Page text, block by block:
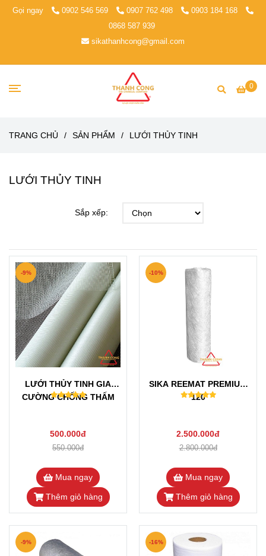
Gọi ngay 0902 546 569 0907 762 498
0903 184 168
0868 587 939
sikathanhcong@gmail.com
0
TRANG CHỦ / SẢN PHẨM / LƯỚI THỦY TINH
LƯỚI THỦY TINH
Sắp xếp:
LƯỚI THỦY TINH GIA
CƯỜNG CHỐNG THẤM
500.000đ
550.000đ
-9%
Mua ngay
Thêm giỏ hàng
SIKA REEMAT PREMIUM
120
2.500.000đ
2.800.000đ
-10%
Mua ngay
Thêm giỏ hàng
-9% -16%